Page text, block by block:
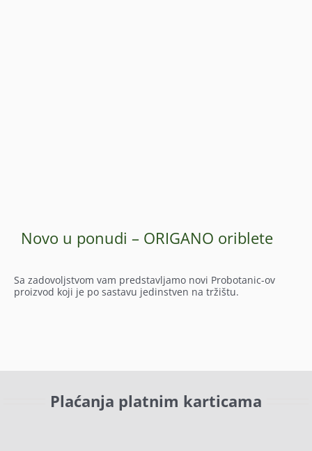
Novo u ponudi – ORIGANO oriblete
Sa zadovoljstvom vam predstavljamo novi Probotanic-ov
proizvod koji je po sastavu jedinstven na tržištu.
Plaćanja platnim karticama